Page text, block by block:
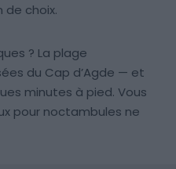
de choix.
? La plage
du Cap d’Agde — et
minutes à pied. Vous
pour noctambules ne